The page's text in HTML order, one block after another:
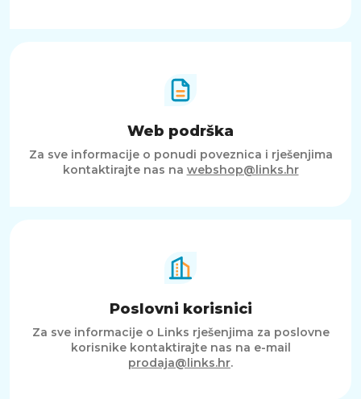
Web podrška
Za sve informacije o ponudi poveznica i rješenjima
kontaktirajte nas na webshop@links.hr
Poslovni korisnici
Za sve informacije o Links rješenjima za poslovne
korisnike kontaktirajte nas na e-mail
prodaja@links.hr.